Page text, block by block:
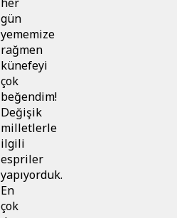
gün
yememize
rağmen
künefeyi
çok
beğendim!
Değişik
milletlerle
ilgili
espriler
yapıyorduk.
En
çok